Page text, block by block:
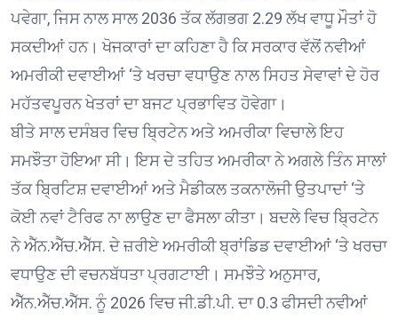
ਪਵੇਗਾ, ਜਿਸ ਨਾਲ ਸਾਲ 2036 ਤੱਕ ਲੱਗਭਗ 2.29 ਲੱਖ ਵਾਧੂ ਮੌਤਾਂ ਹੋ
ਸਕਦੀਆਂ ਹਨ। ਖੋਜਕਾਰਾਂ ਦਾ ਕਹਿਣਾ ਹੈ ਕਿ ਸਰਕਾਰ ਵੱਲੋਂ ਨਵੀਆਂ
ਅਮਰੀਕੀ ਦਵਾਈਆਂ ‘ਤੇ ਖਰਚਾ ਵਧਾਉਣ ਨਾਲ ਸਿਹਤ ਸੇਵਾਵਾਂ ਦੇ ਹੋਰ
ਮਹੱਤਵਪੂਰਨ ਖੇਤਰਾਂ ਦਾ ਬਜਟ ਪ੍ਰਭਾਵਿਤ ਹੋਵੇਗਾ।
ਬੀਤੇ ਸਾਲ ਦਸੰਬਰ ਵਿਚ ਬ੍ਰਿਟੇਨ ਅਤੇ ਅਮਰੀਕਾ ਵਿਚਾਲੇ ਇਹ
ਸਮਝੌਤਾ ਹੋਇਆ ਸੀ। ਇਸ ਦੇ ਤਹਿਤ ਅਮਰੀਕਾ ਨੇ ਅਗਲੇ ਤਿੰਨ ਸਾਲਾਂ
ਤੱਕ ਬ੍ਰਿਟਿਸ਼ ਦਵਾਈਆਂ ਅਤੇ ਮੈਡੀਕਲ ਤਕਨਾਲੋਜੀ ਉਤਪਾਦਾਂ ‘ਤੇ
ਕੋਈ ਨਵਾਂ ਟੈਰਿਫ ਨਾ ਲਾਉਣ ਦਾ ਫੈਸਲਾ ਕੀਤਾ। ਬਦਲੇ ਵਿਚ ਬ੍ਰਿਟੇਨ
ਨੇ ਐੱਨ.ਐੱਚ.ਐੱਸ. ਦੇ ਜ਼ਰੀਏ ਅਮਰੀਕੀ ਬ੍ਰਾਂਡਿਡ ਦਵਾਈਆਂ ‘ਤੇ ਖਰਚਾ
ਵਧਾਉਣ ਦੀ ਵਚਨਬੱਧਤਾ ਪ੍ਰਗਟਾਈ। ਸਮਝੌਤੇ ਅਨੁਸਾਰ,
ਐੱਨ.ਐੱਚ.ਐੱਸ. ਨੂੰ 2026 ਵਿਚ ਜੀ.ਡੀ.ਪੀ. ਦਾ 0.3 ਫੀਸਦੀ ਨਵੀਆਂ